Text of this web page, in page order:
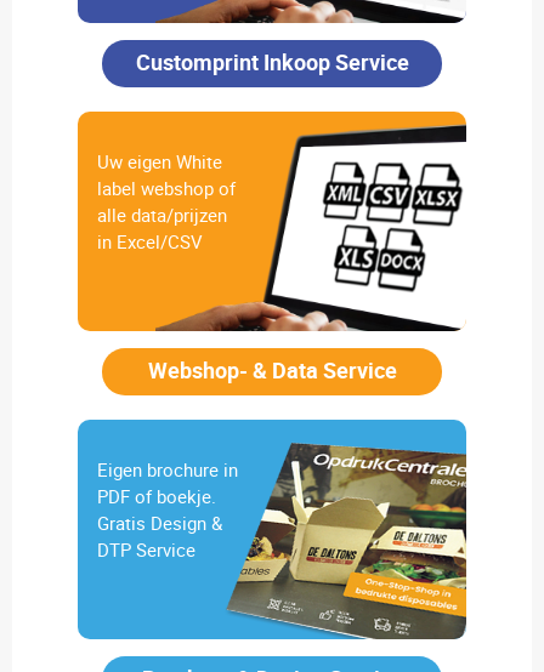
Customprint Inkoop Service
Uw eigen White
label webshop of
alle data/prijzen
in Excel/CSV
Webshop- & Data Service
Eigen brochure in
PDF of boekje.
Gratis Design &
DTP Service